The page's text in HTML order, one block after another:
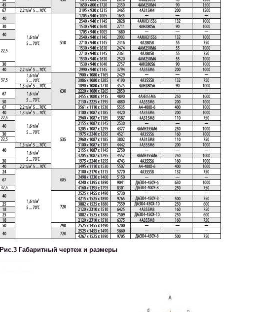
Рис.3 Габаритный чертеж и размеры